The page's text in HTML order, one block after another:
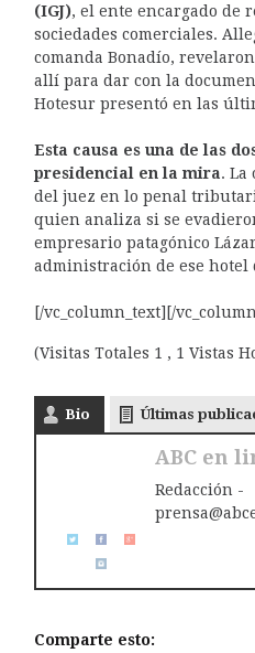
(IGJ), el ente encargado de
sociedades comerciales.
comanda Bonadío,
allí para dar con la
Hotesur presentó en las
Esta causa es una de las
presidencial en la mira. La
del juez en lo penal
quien analiza si se
empresario patagónico
administración de ese
[/vc_column_text][/
(Visitas Totales 1 , 1 Vistas
Bio Últimas
ABC en
Redacción -
Comparte esto: